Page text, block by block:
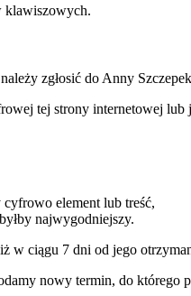
klawiszowych.
zgłosić do Anny Szczepek
tej strony internetowej lub
cyfrowo element lub treść,
najwygodniejszy.
w ciągu 7 dni od jego
nowy termin, do